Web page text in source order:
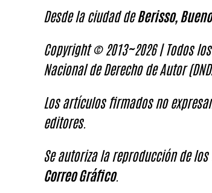
Desde la ciudad deBerisso,
Copyright © 2013~2026 | Todos
Nacional de Derecho de Autor
Los artículos firmados no
editores.
Se autoriza la reproducción de
Correo Gráfico.